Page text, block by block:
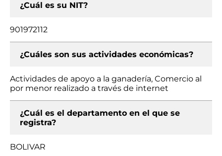
¿Cuál es su NIT?
901972112
¿Cuáles son sus actividades económicas?
Actividades de apoyo a la ganadería, Comercio al
por menor realizado a través de internet
¿Cuál es el departamento en el que se
registra?
BOLIVAR